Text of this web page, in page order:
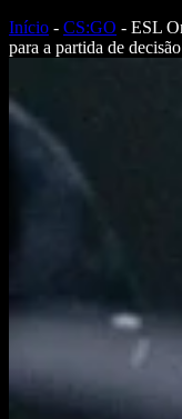
Início - CS:GO - ESL
para a partida de decisão